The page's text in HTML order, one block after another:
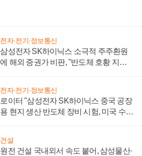
전자·전기·정보통신
삼성전자 SK하이닉스 소극적 주주환원
에 해외 증권가 비판, "반도체 호황 지속
전자·전기·정보통신
로이터 "삼성전자 SK하이닉스 중국 공장
용 현지 생산 반도체 장비 시험, 미국 수출
건설
원전 건설 국내외서 속도 붙어, 삼성물산·